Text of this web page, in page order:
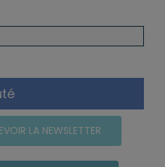
LA NEWSLETTER